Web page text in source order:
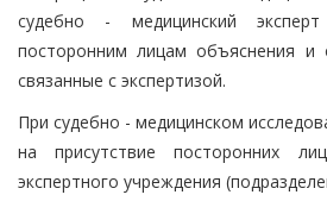
судебно - медицинский
посторонним лицам объяснения и
связанные с экспертизой.
При судебно - медицинском
на присутствие посторонних
экспертного учреждения